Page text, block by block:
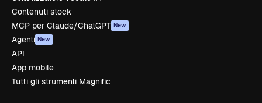
Contenuti stock
MCP per Claude/ChatGPT New
Agenti New
API
App mobile
Tutti gli strumenti Magnific